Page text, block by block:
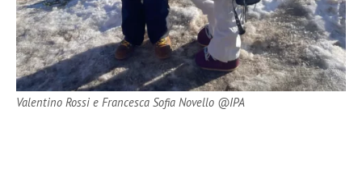
Valentino Rossi e Francesca Sofia Novello @IPA